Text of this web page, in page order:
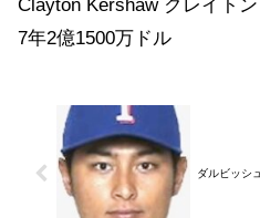
Clayton Kershaw クレイト
7年2億1500万ドル
ダルビッシ